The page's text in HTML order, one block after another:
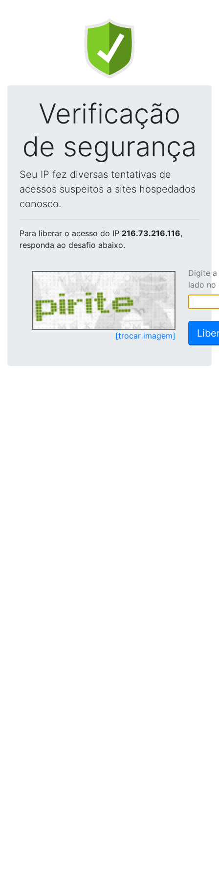
Verificação
de segurança
Seu IP fez diversas tentativas de
acessos suspeitos a sites hospedados
conosco.
Para liberar o acesso do IP 216.73.216.116,
responda ao desafio abaixo.
[trocar imagem]
Digite
lado no